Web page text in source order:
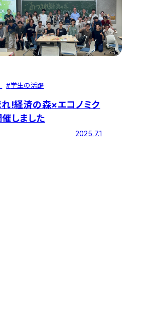
#学生の活躍
れ!経済の森×エコノミク
催しました
2025.7.1